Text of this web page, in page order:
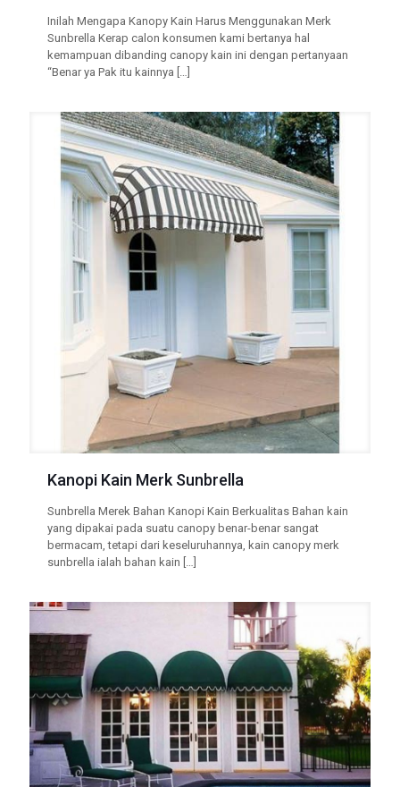
Inilah Mengapa Kanopy Kain Harus Menggunakan Merk
Sunbrella Kerap calon konsumen kami bertanya hal
kemampuan dibanding canopy kain ini dengan pertanyaan
“Benar ya Pak itu kainnya […]
Kanopi Kain Merk Sunbrella
Sunbrella Merek Bahan Kanopi Kain Berkualitas Bahan kain
yang dipakai pada suatu canopy benar-benar sangat
bermacam, tetapi dari keseluruhannya, kain canopy merk
sunbrella ialah bahan kain […]